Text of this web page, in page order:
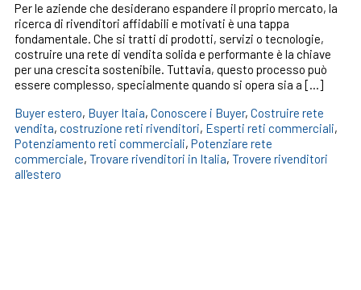
Per le aziende che desiderano espandere il proprio mercato, la
ricerca di rivenditori affidabili e motivati è una tappa
fondamentale. Che si tratti di prodotti, servizi o tecnologie,
costruire una rete di vendita solida e performante è la chiave
per una crescita sostenibile. Tuttavia, questo processo può
essere complesso, specialmente quando si opera sia a […]
Buyer estero, Buyer Itaia, Conoscere i Buyer, Costruire rete
vendita, costruzione reti rivenditori, Esperti reti commerciali,
Potenziamento reti commerciali, Potenziare rete
commerciale, Trovare rivenditori in Italia, Trovere rivenditori
all'estero